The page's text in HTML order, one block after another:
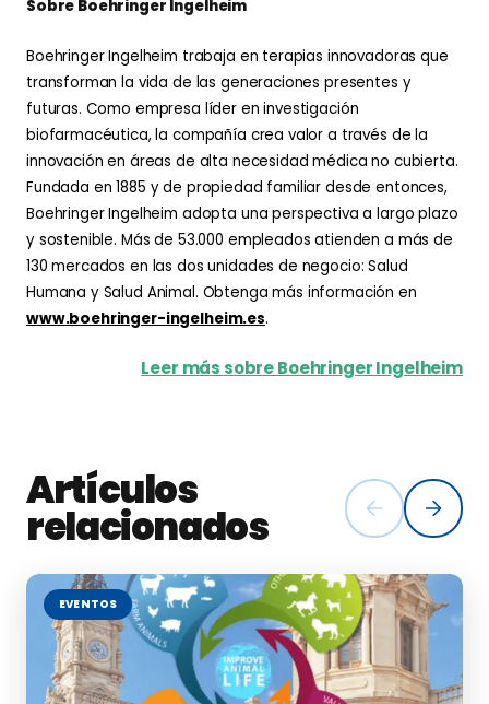
Sobre Boehringer Ingelheim
Boehringer Ingelheim trabaja en terapias innovadoras que
transforman la vida de las generaciones presentes y
futuras. Como empresa líder en investigación
biofarmacéutica, la compañía crea valor a través de la
innovación en áreas de alta necesidad médica no cubierta.
Fundada en 1885 y de propiedad familiar desde entonces,
Boehringer Ingelheim adopta una perspectiva a largo plazo
y sostenible. Más de 53.000 empleados atienden a más de
130 mercados en las dos unidades de negocio: Salud
Humana y Salud Animal. Obtenga más información en
www.boehringer-ingelheim.es.
Leer más sobre Boehringer Ingelheim
Artículos
relacionados
EVENTOS